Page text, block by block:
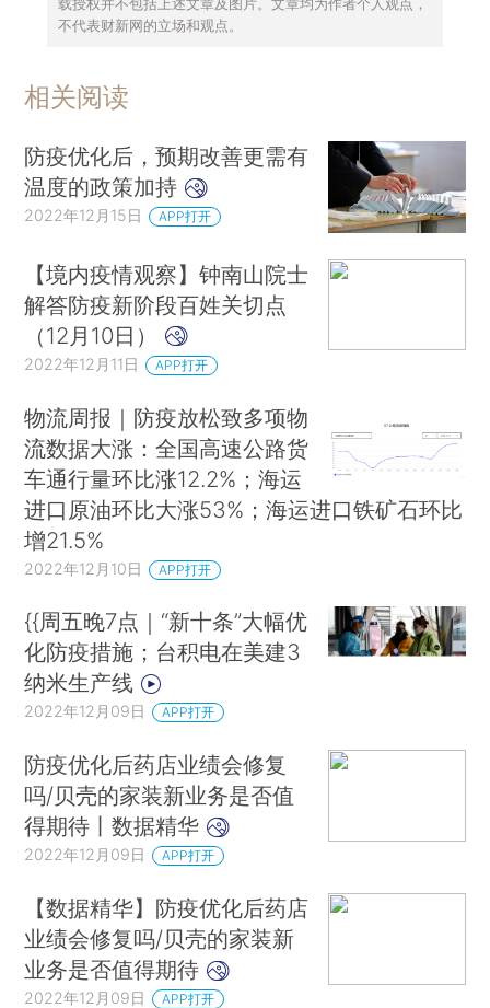
载授权并不包括上述文章及图片。文章均为作者个人观点，
不代表财新网的立场和观点。
相关阅读
防疫优化后，预期改善更需有
温度的政策加持
2022年12月15日 APP打开
【境内疫情观察】钟南山院士
解答防疫新阶段百姓关切点
（12月10日）
2022年12月11日 APP打开
物流周报｜防疫放松致多项物
流数据大涨：全国高速公路货
车通行量环比涨12.2%；海运
进口原油环比大涨53%；海运进口铁矿石环比
增21.5%
2022年12月10日 APP打开
{{周五晚7点｜“新十条”大幅优
化防疫措施；台积电在美建3
纳米生产线
2022年12月09日 APP打开
防疫优化后药店业绩会修复
吗/贝壳的家装新业务是否值
得期待丨数据精华
2022年12月09日 APP打开
【数据精华】防疫优化后药店
业绩会修复吗/贝壳的家装新
业务是否值得期待
2022年12月09日 APP打开